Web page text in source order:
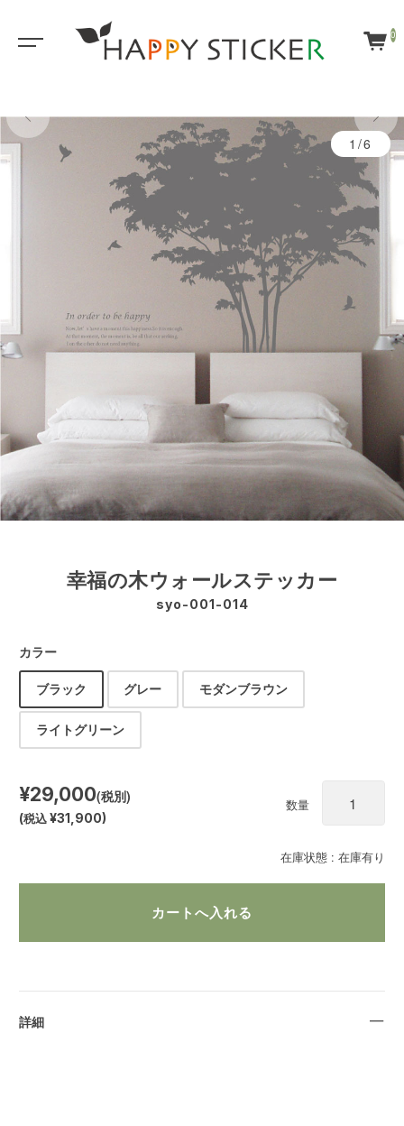
0
1/6
幸福の木ウォールステッカー
syo-001-014
カラー
ブラック グレー モダンブラウン
ライトグリーン
在庫状態 : 在庫有り
¥29,000(税別)
(税込¥31,900)
数量
詳細